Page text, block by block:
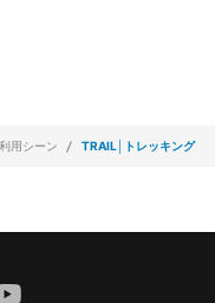
利用シーン TRAIL│トレッキング